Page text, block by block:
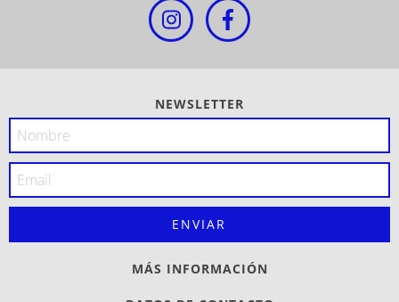
NEWSLETTER
MÁS INFORMACIÓN